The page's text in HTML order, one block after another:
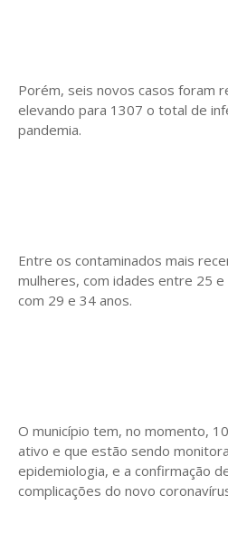
Porém, seis novos casos foram
elevando para 1307 o total de
pandemia.
Entre os contaminados mais
mulheres, com idades entre 25
com 29 e 34 anos.
O município tem, no momento,
ativo e que estão sendo
epidemiologia, e a confirmação
complicações do novo